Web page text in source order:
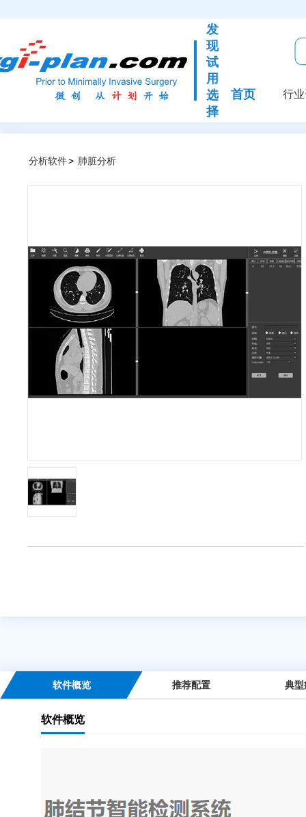
发
现
试
用
选
择
首页 行
分析软件> 肺脏分析
软件概览 推荐配置 典型
软件概览